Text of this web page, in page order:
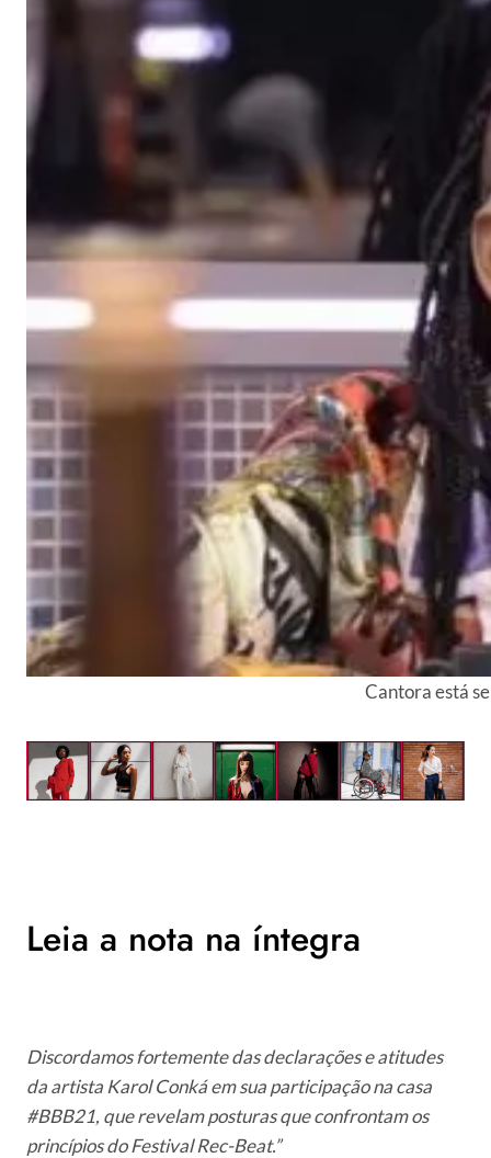
Cantora está
Leia a nota na íntegra
Discordamos fortemente das declarações e atitudes
da artista Karol Conká em sua participação na casa
#BBB21, que revelam posturas que confrontam os
princípios do Festival Rec-Beat.”